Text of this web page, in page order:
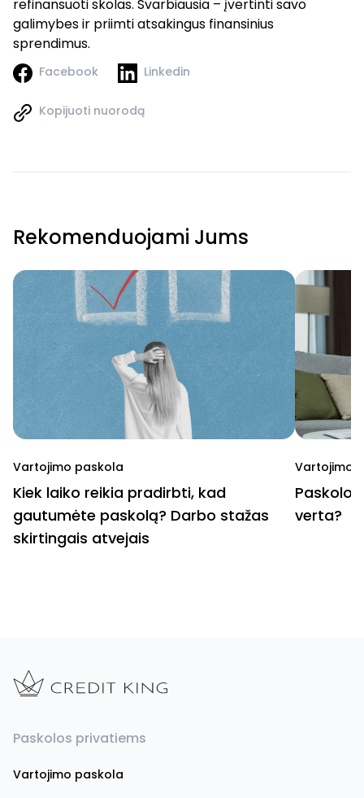
refinansuoti skolas. Svarbiausia – įvertinti savo
galimybes ir priimti atsakingus finansinius
sprendimus.
Facebook Linkedin
Kopijuoti nuorodą
Rekomenduojami Jums
Vartojimo paskola
Kiek laiko reikia pradirbti, kad
gautumėte paskolą? Darbo stažas
skirtingais atvejais
Vartojimo
verta?
Paskolos privatiems
Vartojimo paskola